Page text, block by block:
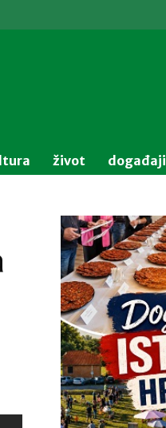
život događaji